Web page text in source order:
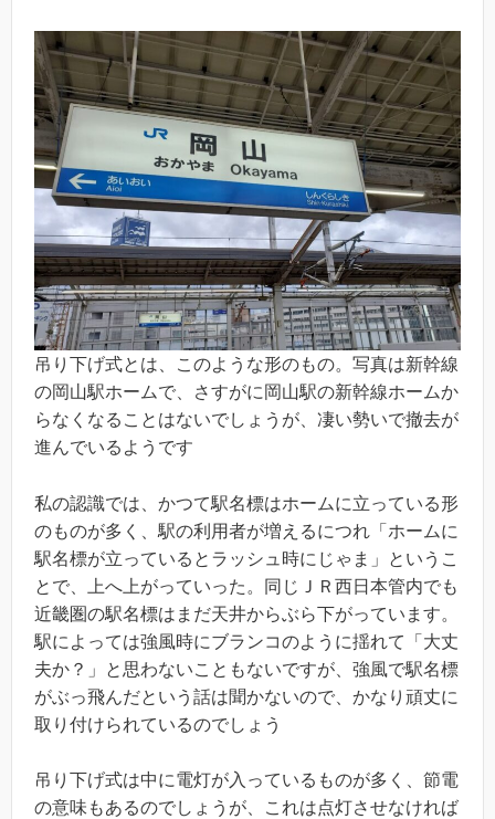
吊り下げ式とは、このような形のもの。写真は新幹線
の岡山駅ホームで、さすがに岡山駅の新幹線ホームか
らなくなることはないでしょうが、凄い勢いで撤去が
進んでいるようです
私の認識では、かつて駅名標はホームに立っている形
のものが多く、駅の利用者が増えるにつれ「ホームに
駅名標が立っているとラッシュ時にじゃま」というこ
とで、上へ上がっていった。同じＪＲ西日本管内でも
近畿圏の駅名標はまだ天井からぶら下がっています。
駅によっては強風時にブランコのように揺れて「大丈
夫か？」と思わないこともないですが、強風で駅名標
がぶっ飛んだという話は聞かないので、かなり頑丈に
取り付けられているのでしょう
吊り下げ式は中に電灯が入っているものが多く、節電
の意味もあるのでしょうが、これは点灯させなければ